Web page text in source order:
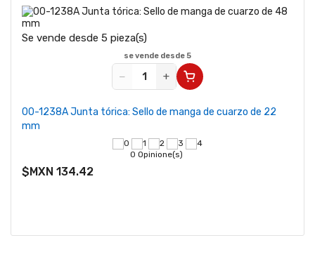
Se vende desde 5 pieza(s)
se vende desde 5
− +
00-1238A Junta tórica: Sello de manga de cuarzo de 22
mm
0 Opinione(s)
$MXN 134.42